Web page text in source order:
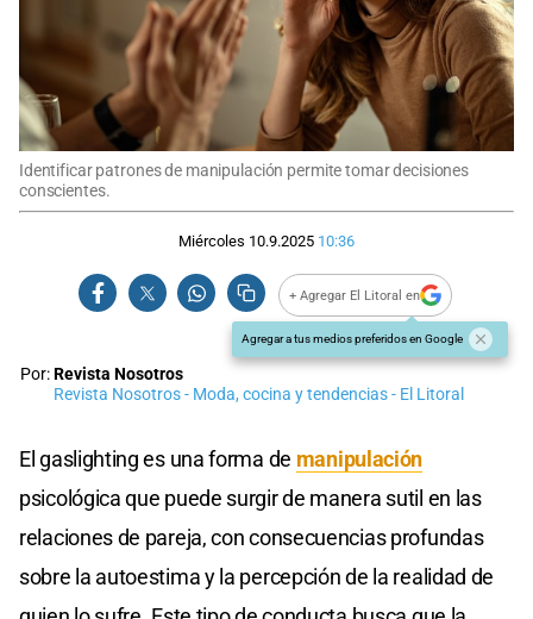
Identificar patrones de manipulación permite tomar decisiones
conscientes.
Miércoles 10.9.2025 10:36
+ Agregar El Litoral en
Agregar a tus medios preferidos en Google
Por:Revista Nosotros
Revista Nosotros - Moda, cocina y tendencias - El Litoral
El gaslighting es una forma de manipulación
psicológica que puede surgir de manera sutil en las
relaciones de pareja, con consecuencias profundas
sobre la autoestima y la percepción de la realidad de